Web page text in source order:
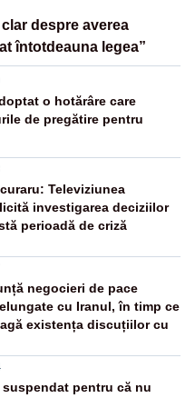
despre averea
întotdeauna legea”
o hotărâre care
de pregătire pentru
Televiziunea
investigarea deciziilor
perioadă de criză
negocieri de pace
cu Iranul, în timp ce
existența discuțiilor cu
suspendat pentru că nu